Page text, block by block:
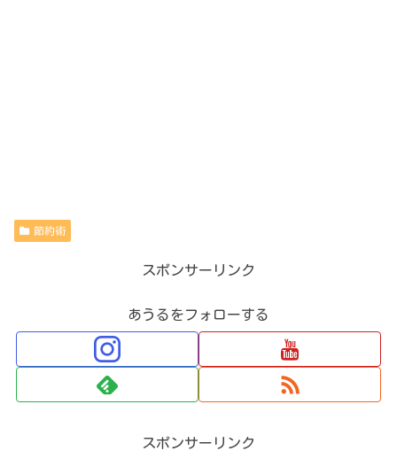
節約術
スポンサーリンク
あうるをフォローする
スポンサーリンク